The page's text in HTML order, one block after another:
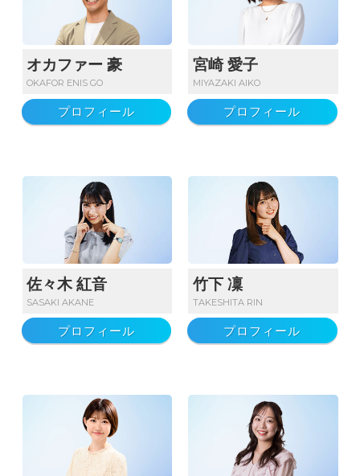
オカファー 豪
OKAFOR ENIS GO
プロフィール
宮崎 愛子
MIYAZAKI AIKO
プロフィール
佐々木 紅音
SASAKI AKANE
プロフィール
竹下 凜
TAKESHITA RIN
プロフィール